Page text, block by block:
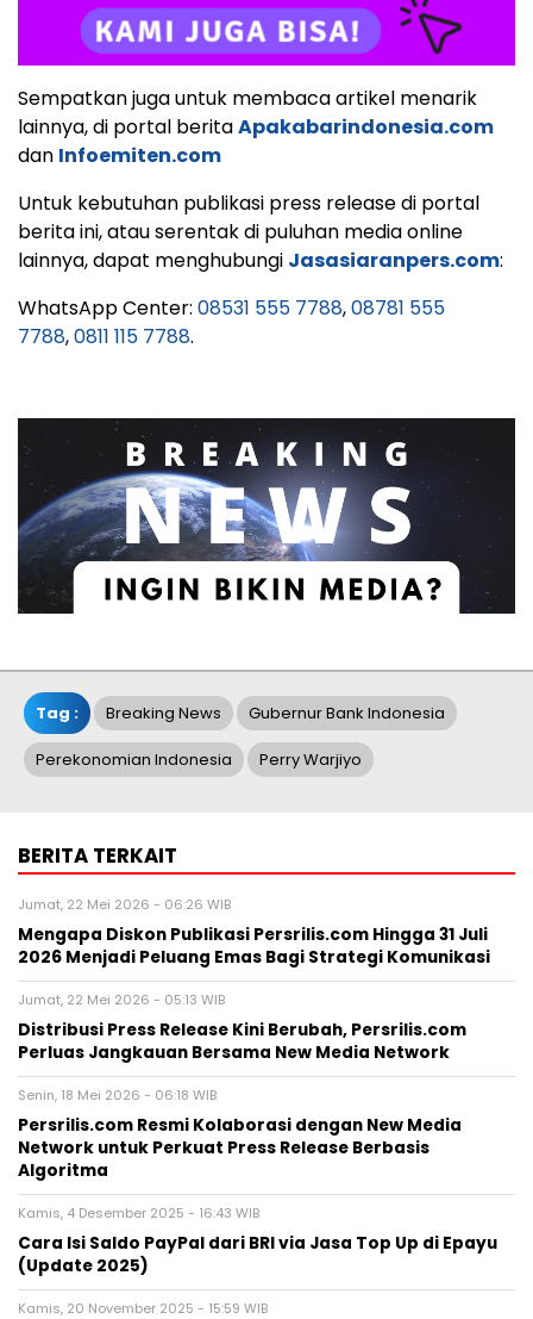
Sempatkan juga untuk membaca artikel menarik
lainnya, di portal beritaApakabarindonesia.com
dan Infoemiten.com
Untuk kebutuhan publikasi press release di portal
berita ini, atau serentak di puluhan media online
lainnya, dapat menghubungi Jasasiaranpers.com:
WhatsApp Center: 08531 555 7788,08781 555
7788,0811 115 7788.
Tag : Breaking News Gubernur Bank Indonesia
Perekonomian Indonesia Perry Warjiyo
BERITA TERKAIT
Jumat, 22 Mei 2026 - 06:26 WIB
Mengapa Diskon Publikasi Persrilis.com Hingga 31 Juli
2026 Menjadi Peluang Emas Bagi Strategi Komunikasi
Jumat, 22 Mei 2026 - 05:13 WIB
Distribusi Press Release Kini Berubah, Persrilis.com
Perluas Jangkauan Bersama New Media Network
Senin, 18 Mei 2026 - 06:18 WIB
Persrilis.com Resmi Kolaborasi dengan New Media
Network untuk Perkuat Press Release Berbasis
Algoritma
Kamis, 4 Desember 2025 - 16:43 WIB
Cara Isi Saldo PayPal dari BRI via Jasa Top Up di Epayu
(Update 2025)
Kamis, 20 November 2025 - 15:59 WIB